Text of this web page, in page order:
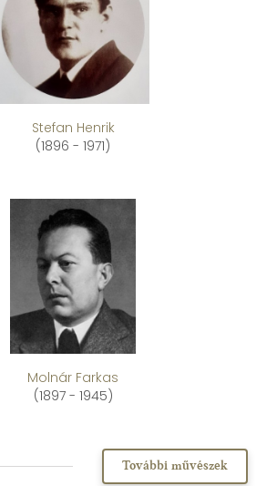
Stefan Henrik
(1896 - 1971)
Molnár Farkas
(1897 - 1945)
További művészek